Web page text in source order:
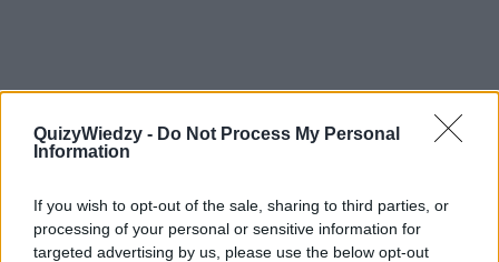
QuizyWiedzy - Do Not Process My Personal
Information
If you wish to opt-out of the sale, sharing to third parties, or
processing of your personal or sensitive information for
targeted advertising by us, please use the below opt-out
7
Ile wynosi pierwiastek sześcienny z
64?